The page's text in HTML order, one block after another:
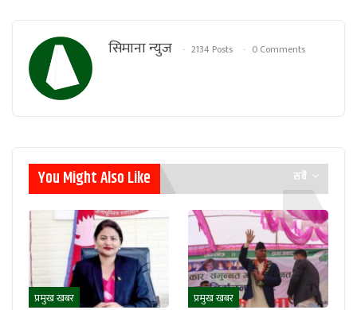
सिमाना न्युज 2134 Posts 0 Comments
सबै
You Might Also Like
प्रमुख खबर प्रमुख खबर